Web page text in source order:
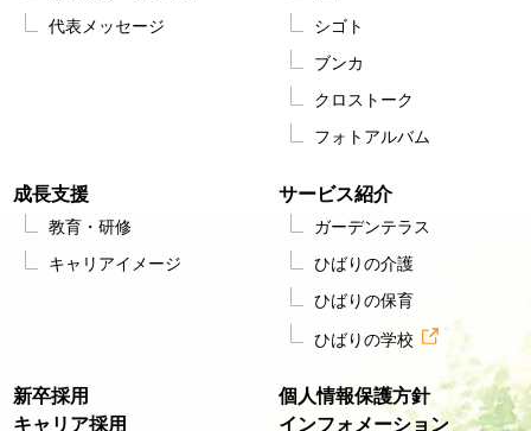
代表メッセージ
シゴト
ブンカ
クロストーク
フォトアルバム
成長支援
教育・研修
キャリアイメージ
サービス紹介
ガーデンテラス
ひばりの介護
ひばりの保育
ひばりの学校
新卒採用
キャリア採用
個人情報保護方針
インフォメーション